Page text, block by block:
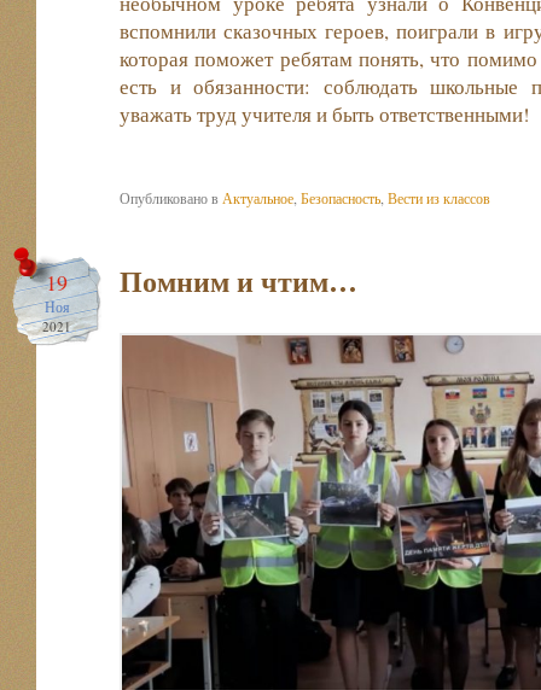
вспомнили сказочных героев, поиграли в
которая поможет ребятам понять, что
есть и обязанности: соблюдать школьные
уважать труд учителя и быть ответственными!
Опубликовано в Актуальное Безопасность Вести из классов
19
Ноя
2021
Помним и чтим…